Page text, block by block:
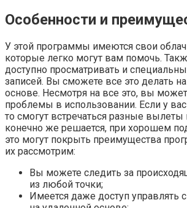
Особенности и
У этой программы имеются свои
которые легко могут вам помочь.
доступно просматривать и
записей. Вы сможете все это делать
основе. Несмотря на все это, вы
проблемы в использовании. Если у
то смогут встречаться разные вылеты
конечно же решается, при хорошем
это могут покрыть преимущества
их рассмотрим:
Вы можете следить за
из любой точки;
Имеется даже доступ управлять